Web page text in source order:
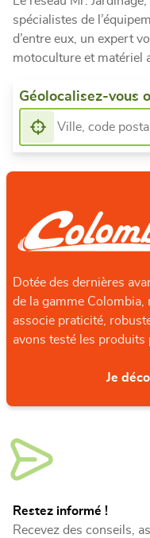
spécialistes de
d’entre eux, un expert
motoculture et matériel
Géolocalisez-vous
Dotée des dernières
de la gamme Colombia,
associe praticité,
avons testé les produits
Je
Restez informé !
Recevez des conseils,